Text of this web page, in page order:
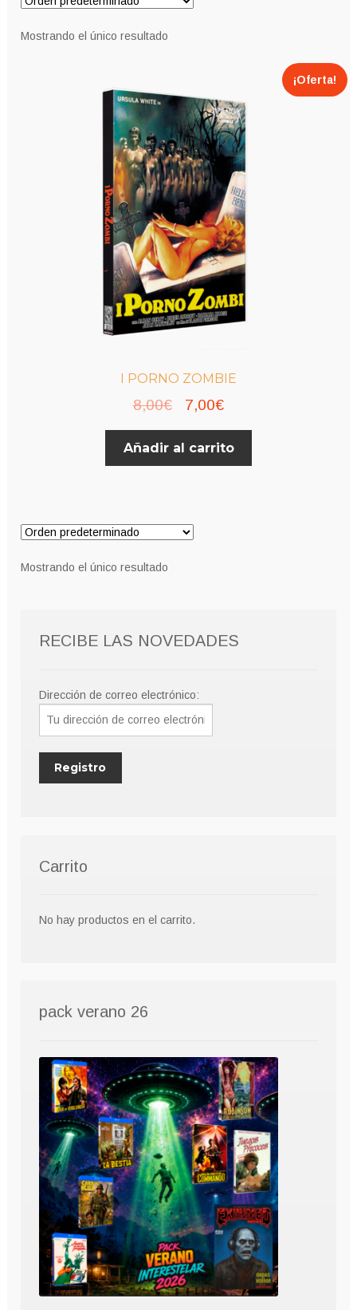
Mostrando el único resultado
I PORNO ZOMBIE
¡Oferta!
8,00€
El
precio
original
7,00€El
precio
actual
Añadir al carrito
Mostrando el único resultado
RECIBE LAS NOVEDADES
Dirección de correo electrónico:
Carrito
No hay productos en el carrito.
pack verano 26